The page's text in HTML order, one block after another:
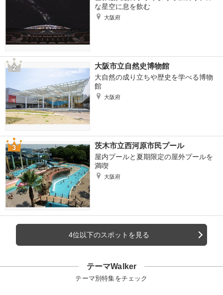
な星空に息を飲む
大阪府
大阪市立自然史博物館
大自然の成り立ちや歴史を学べる博物
館
大阪府
茨木市立西河原市民プール
屋内プールと夏期限定の屋外プールを
満喫
大阪府
4位以下のスポットを見る
テーマWalker
テーマ別特集をチェック